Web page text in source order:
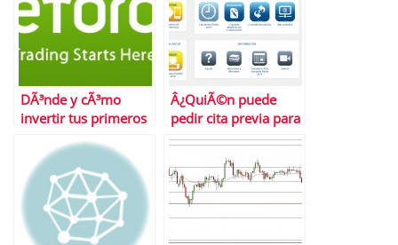
DÃ³nde y cÃ³mo
invertir tus primeros
Â¿QuiÃ©n puede
pedir cita previa para
la declaraciÃ³n de la